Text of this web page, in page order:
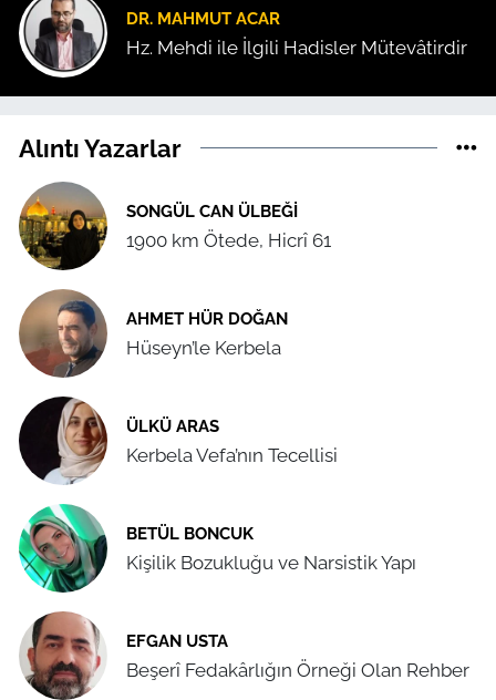
DR. MAHMUT ACAR
Hz. Mehdi ile İlgili Hadisler Mütevâtirdir
Alıntı Yazarlar
SONGÜL CAN ÜLBEĞI
1900 km Ötede, Hicrî 61
AHMET HÜR DOĞAN
Hüseyn’le Kerbela
ÜLKÜ ARAS
Kerbela Vefa’nın Tecellisi
BETÜL BONCUK
Kişilik Bozukluğu ve Narsistik Yapı
EFGAN USTA
Beşerî Fedakârlığın Örneği Olan Rehber